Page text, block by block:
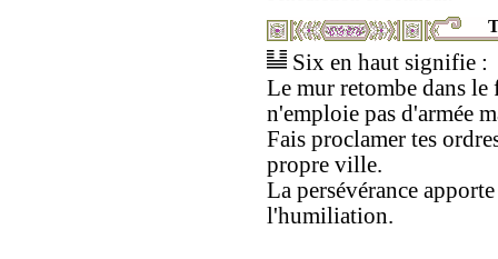
Six en haut signifie :
Le mur retombe dans le
n'emploie pas d'armée
Fais proclamer tes
propre ville.
La persévérance apporte
l'humiliation.